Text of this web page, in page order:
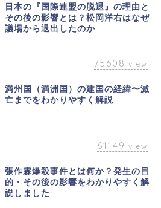
日本の『国際連盟の脱退』の理由と
その後の影響とは？松岡洋右はなぜ
議場から退出したのか
75608 view
満州国（満洲国）の建国の経緯〜滅
亡までをわかりやすく解説
61149 view
張作霖爆殺事件とは何か？発生の目
的・その後の影響をわかりやすく解
説しました